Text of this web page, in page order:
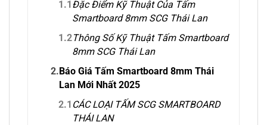
1.1Đặc Điểm Kỹ Thuật Của Tấm
Smartboard 8mm SCG Thái Lan
1.2Thông Số Kỹ Thuật Tấm Smartboard
8mm SCG Thái Lan
2.Báo Giá Tấm Smartboard 8mm Thái
Lan Mới Nhất 2025
2.1 CÁC LOẠI TẤM SCG SMARTBOARD
THÁI LAN